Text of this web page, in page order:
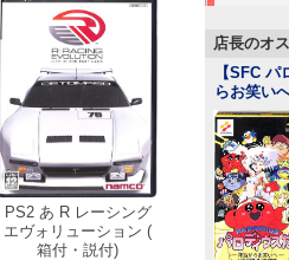
PS2 あ R レーシング
エヴォリューション (
箱付・説付)
店長のオ
【SFC
らお笑い